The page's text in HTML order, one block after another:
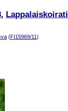
,
(FI15969/11)